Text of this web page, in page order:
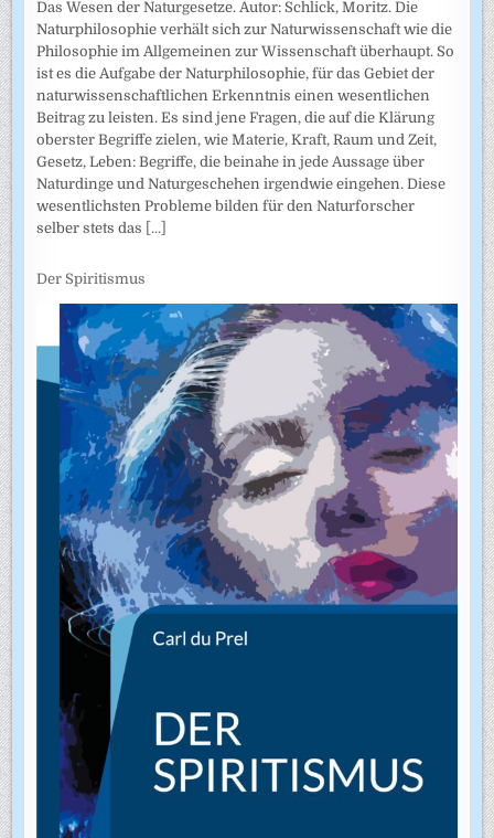
Das Wesen der Naturgesetze. Autor: Schlick, Moritz. Die
Naturphilosophie verhält sich zur Naturwissenschaft wie die
Philosophie im Allgemeinen zur Wissenschaft überhaupt. So
ist es die Aufgabe der Naturphilosophie, für das Gebiet der
naturwissenschaftlichen Erkenntnis einen wesentlichen
Beitrag zu leisten. Es sind jene Fragen, die auf die Klärung
oberster Begriffe zielen, wie Materie, Kraft, Raum und Zeit,
Gesetz, Leben: Begriffe, die beinahe in jede Aussage über
Naturdinge und Naturgeschehen irgendwie eingehen. Diese
wesentlichsten Probleme bilden für den Naturforscher
selber stets das [...]
Der Spiritismus